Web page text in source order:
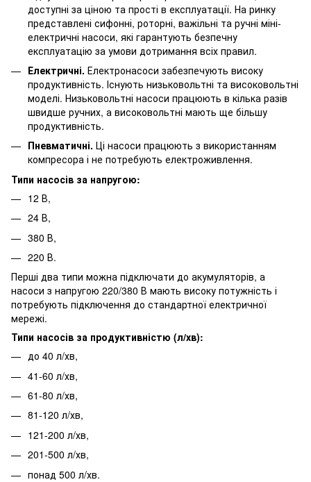
доступні за ціною та прості в експлуатації. На ринку
представлені сифонні, роторні, важільні та ручні міні-
електричні насоси, які гарантують безпечну
експлуатацію за умови дотримання всіх правил.
Електричні. Електронасоси забезпечують високу
продуктивність. Існують низьковольтні та високовольтні
моделі. Низьковольтні насоси працюють в кілька разів
швидше ручних, а високовольтні мають ще більшу
продуктивність.
Пневматичні. Ці насоси працюють з використанням
компресора і не потребують електроживлення.
Типи насосів за напругою:
12 В,
24 В,
380 В,
220 В.
Перші два типи можна підключати до акумуляторів, а
насоси з напругою 220/380 В мають високу потужність і
потребують підключення до стандартної електричної
мережі.
Типи насосів за продуктивністю (л/хв):
до 40 л/хв,
41-60 л/хв,
61-80 л/хв,
81-120 л/хв,
121-200 л/хв,
201-500 л/хв,
понад 500 л/хв.